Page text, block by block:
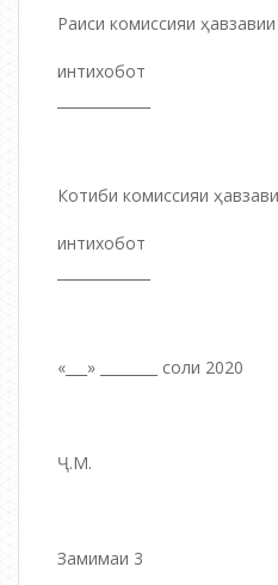
Раиси комиссияи ҳавзавии
Котиби комиссияи
«___» ________ соли 2020
Ҷ.М.
Замимаи 3